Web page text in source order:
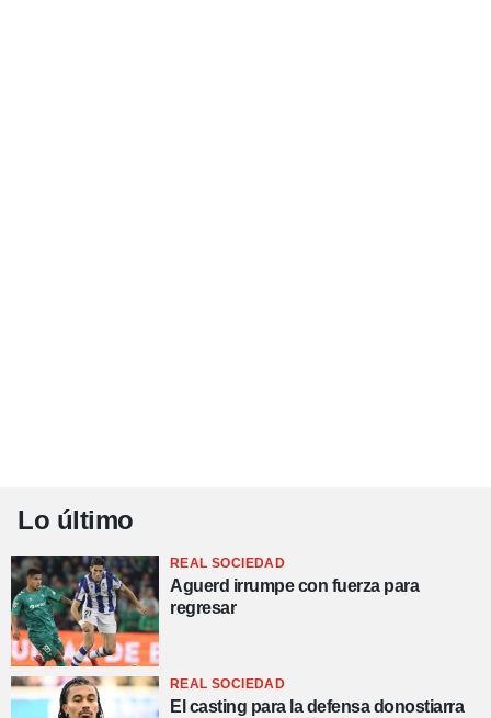
Lo último
REAL SOCIEDAD
Aguerd irrumpe con fuerza para
regresar
REAL SOCIEDAD
El casting para la defensa donostiarra